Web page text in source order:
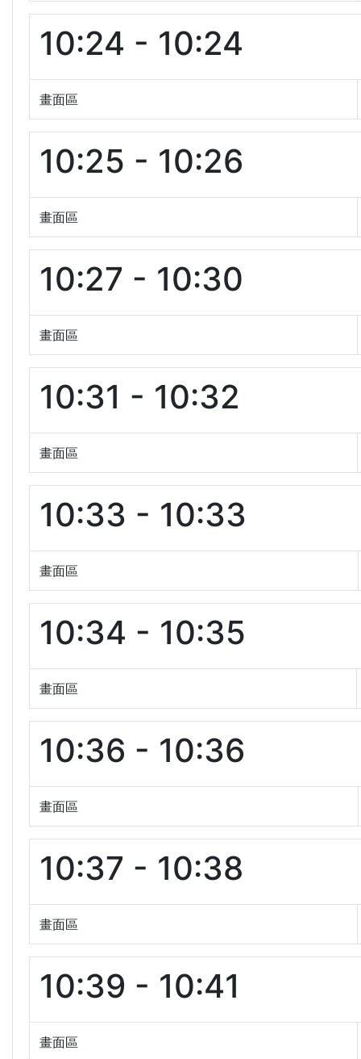
10:24 - 10:24
畫面區
10:25 - 10:26
畫面區
10:27 - 10:30
畫面區
10:31 - 10:32
畫面區
10:33 - 10:33
畫面區
10:34 - 10:35
畫面區
10:36 - 10:36
畫面區
10:37 - 10:38
畫面區
10:39 - 10:41
畫面區